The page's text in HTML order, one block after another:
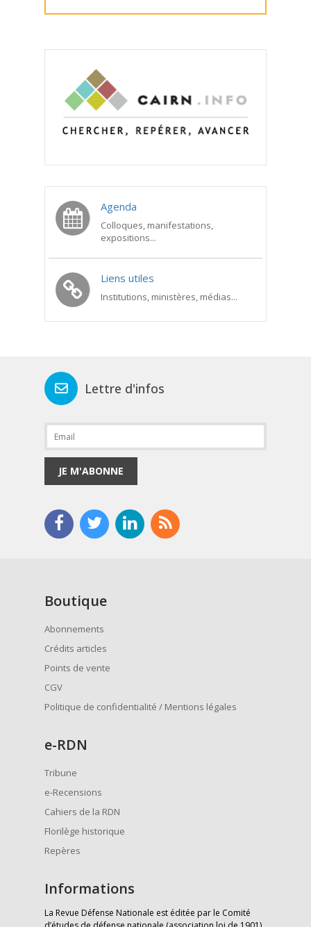
Agenda
Colloques, manifestations,
expositions...
Liens utiles
Institutions, ministères, médias...
Lettre d'infos
JE M'ABONNE
Boutique
Abonnements
Crédits articles
Points de vente
CGV
Politique de confidentialité / Mentions légales
e-RDN
Tribune
e-Recensions
Cahiers de la RDN
Florilège historique
Repères
Informations
La Revue Défense Nationale est éditée par le Comité